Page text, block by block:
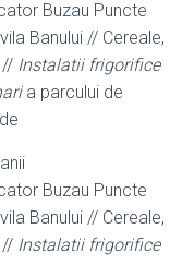
Buzau Puncte
Banului // Cereale,
Instalatii frigorifice
a parcului de
Buzau Puncte
Banului // Cereale,
Instalatii frigorifice